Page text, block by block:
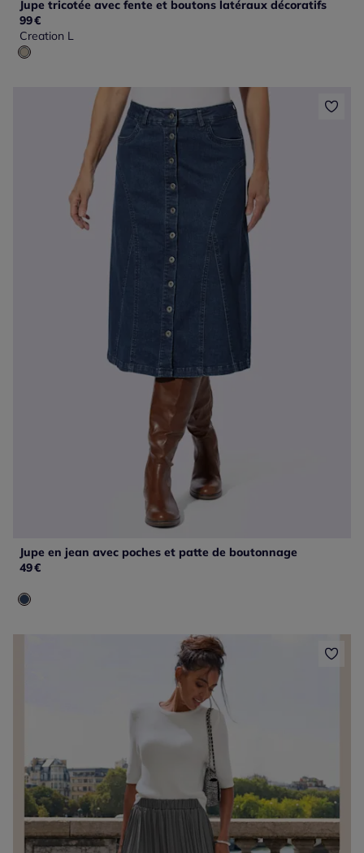
Jupe tricotée avec fente et boutons latéraux décoratifs
99€
Creation L
Jupe en jean avec poches et patte de boutonnage
49€